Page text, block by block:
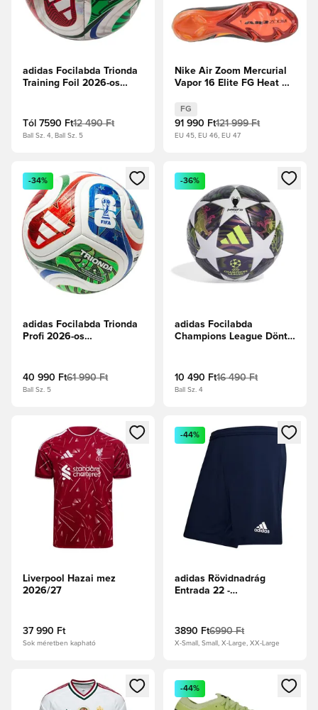
adidas Focilabda Trionda
Training Foil 2026-os
Tól 7590 Ft12 490 Ft
Ball Sz. 4, Ball Sz. 5
Nike Air Zoom Mercurial
Vapor 16 Elite FG Heat Up
FG
91 990 Ft121 999 Ft
EU 45, EU 46, EU 47
Megnyit egy modált a bejelentkezéshez vagy a tagként
-34%
adidas Focilabda Trionda
Profi 2026-os
Blue/Hi-Res piros/Élénk
lime
40 990 Ft61 990 Ft
Ball Sz. 5
Megnyit egy modált a
-36%
adidas Focilabda
Champions League Döntő
Sötétlila/Fehér/Napsárga
10 490 Ft16 490 Ft
Ball Sz. 4
Megnyit egy modált a bejelentkezéshez vagy a tagként
Liverpool Hazai mez
2026/27
37 990 Ft
Sok méretben kapható
Megnyit egy modált a
-44%
adidas Rövidnadrág
Entrada 22 -
3890 Ft6990 Ft
X-Small, Small, X-Large, XX-Large
Megnyit egy modált a bejelentkezéshez vagy a tagként
Megnyit egy modált a
-44%